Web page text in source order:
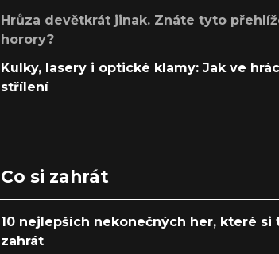
Hrůza devětkrát jinak. Znáte tyto
horory?
Kulky, lasery i optické klamy: Jak ve
střílení
Co si zahrát
10 nejlepších nekonečných her, které si
zahrát